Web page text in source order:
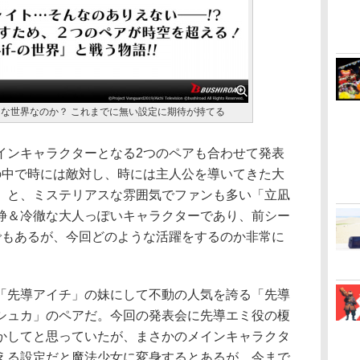
世界なのか？ これまでに無い設定に期待が持てる
キャラクターとなる2つのペアも合わせて発表
で時には敵対し、時には主人公を導いてきた大
と、ミステリアスな雰囲気でファンも多い「立凪
＆冷徹な大人っぽいキャラクターであり、前シー
あるが、今回どのような活躍をするのか非常に
導アイチ」の妹にして不動の人気を誇る「先導
ュカ」のペアだ。今回の発表会に先導エミ役の榎
てと思っていたが、まさかのメインキャラクタ
る設定だと魔法少女に変身するとあるが、今まで